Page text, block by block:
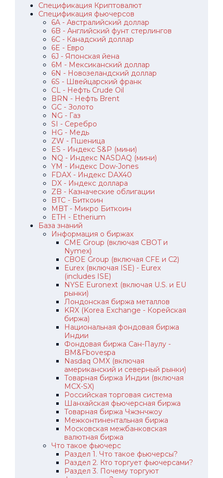
Спецификация Криптовалют
Спецификация фьючерсов
6A - Австралийский доллар
6B - Английский фунт стерлингов
6C - Канадский доллар
6E - Евро
6J - Японская йена
6M - Мексиканский доллар
6N - Новозеландский доллар
6S - Швейцарский франк
CL - Нефть Crude Oil
BRN - Нефть Brent
GC - Золото
NG - Газ
SI - Серебро
HG - Медь
ZW - Пшеница
ES - Индекс S&P (мини)
NQ - Индекс NASDAQ (мини)
YM - Индекс Dow-Jones
FDAX - Индекс DAX40
DX - Индекс доллара
ZB - Казначеские облигации
BTC - Биткоин
MBT - Микро Биткоин
ETH - Etherium
База знаний
Информация о биржах
CME Group (включая CBOT и
Nymex)
CBOE Group (включая CFE и C2)
Eurex (включая ISE) - Eurex
(includes ISE)
NYSE Euronext (включая U.S. и EU
рынки)
Лондонская биржа металлов
KRX (Korea Exchange - Корейская
биржа)
Национальная фондовая биржа
Индии
Фондовая биржа Сан-Паулу -
BM&Fbovespa
Nasdaq OMX (включая
американский и северный рынки)
Товарная биржа Индии (включая
MCX-SX)
Российская торговая система
Шанхайская фьючерсная биржа
Товарная биржа Чжэнчжоу
Межконтинентальная биржа
Московская межбанковская
валютная биржа
Что такое фьючерс
Раздел 1. Что такое фьючерсы?
Раздел 2. Кто торгует фьючерсами?
Раздел 3. Почему торгуют